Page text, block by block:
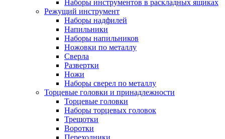
Наборы инструментов в раскладных ящиках
Режущий инструмент
Наборы надфилей
Напильники
Наборы напильников
Ножовки по металлу
Сверла
Развертки
Ножи
Наборы сверел по металлу
Торцевые головки и принадлежности
Торцевые головки
Наборы торцевых головок
Трещотки
Воротки
Переходники